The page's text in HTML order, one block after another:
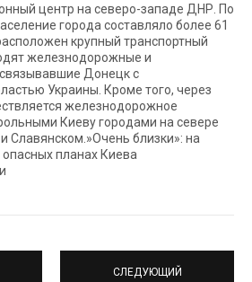
центр на северо-западе ДНР. По
города составляло более 61
крупный транспортный
железнодорожные и
Донецк с
Украины. Кроме того, через
железнодорожное
Киеву городами на севере
Славянском.»Очень близки»: на
планах Киева
СЛЕДУЮЩИЙ